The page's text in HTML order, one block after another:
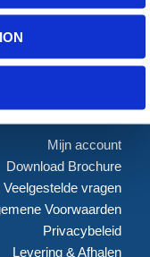
ONLINE WINKEL
Mijn account
Download Brochure
Veelgestelde vragen
Voorwaarden
Privacybeleid
Levering & Afhalen